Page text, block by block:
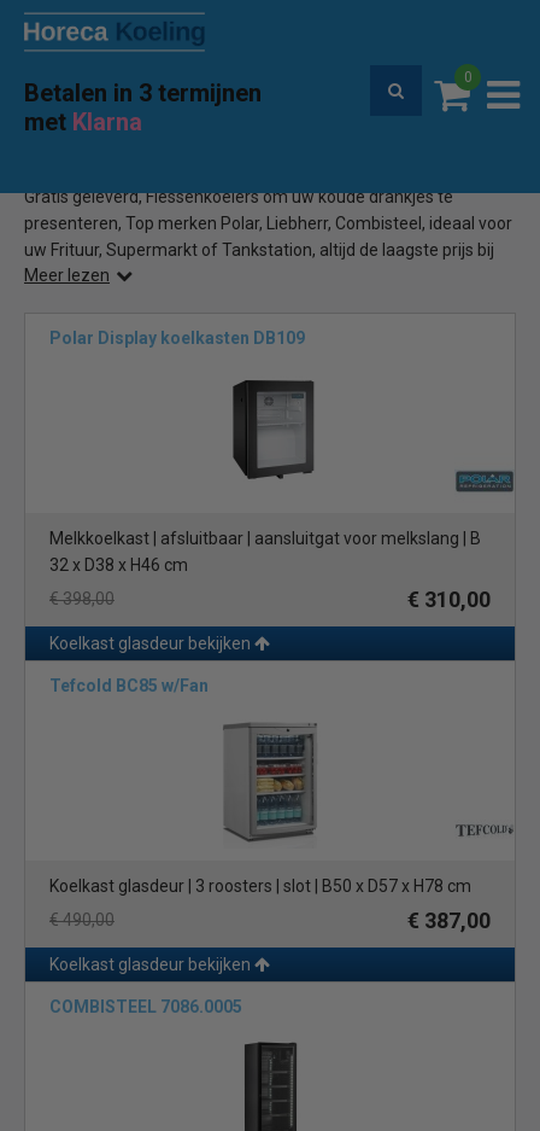
Betalen in 3 termijnen
met Klarna
0
Premium service en garantie
Home Professionele Flessenkoeler
Gratis geleverd, Flessenkoelers om uw koude drankjes te
presenteren, Top merken Polar, Liebherr, Combisteel, ideaal voor
uw Frituur, Supermarkt of Tankstation, altijd de laagste prijs bij
Horeca Koeling
Meer lezen
Polar Display koelkasten DB109
Melkkoelkast | afsluitbaar | aansluitgat voor melkslang | B
32 x D38 x H46 cm
€ 398,00
€ 310,00
Koelkast glasdeur bekijken
Tefcold BC85 w/Fan
Koelkast glasdeur | 3 roosters | slot | B50 x D57 x H78 cm
€ 490,00
€ 387,00
Koelkast glasdeur bekijken
COMBISTEEL 7086.0005